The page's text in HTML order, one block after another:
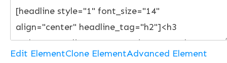
Edit ElementClone ElementAdvanced Element